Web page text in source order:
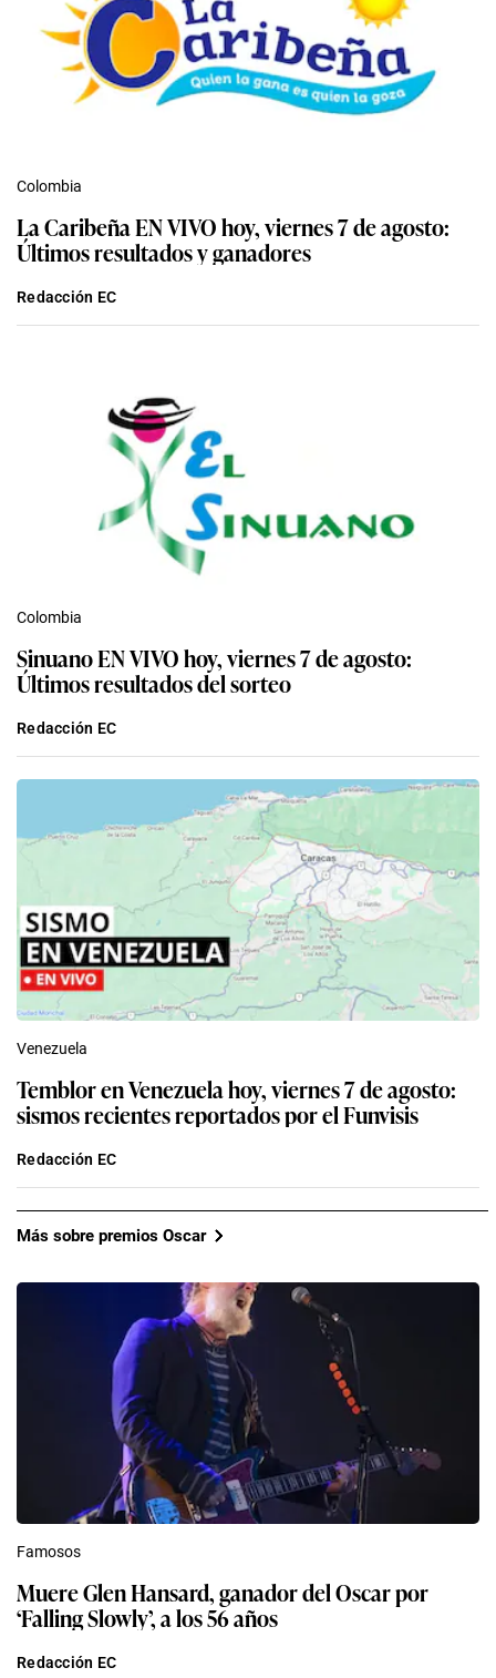
Colombia
La Caribeña EN VIVO hoy, viernes 7 de agosto:
Últimos resultados y ganadores
Redacción EC
Colombia
Sinuano EN VIVO hoy, viernes 7 de agosto:
Últimos resultados del sorteo
Redacción EC
Venezuela
Temblor en Venezuela hoy, viernes 7 de agosto:
sismos recientes reportados por el Funvisis
Redacción EC
Más sobre premios Oscar
Famosos
Muere Glen Hansard, ganador del Oscar por
‘Falling Slowly’, a los 56 años
Redacción EC